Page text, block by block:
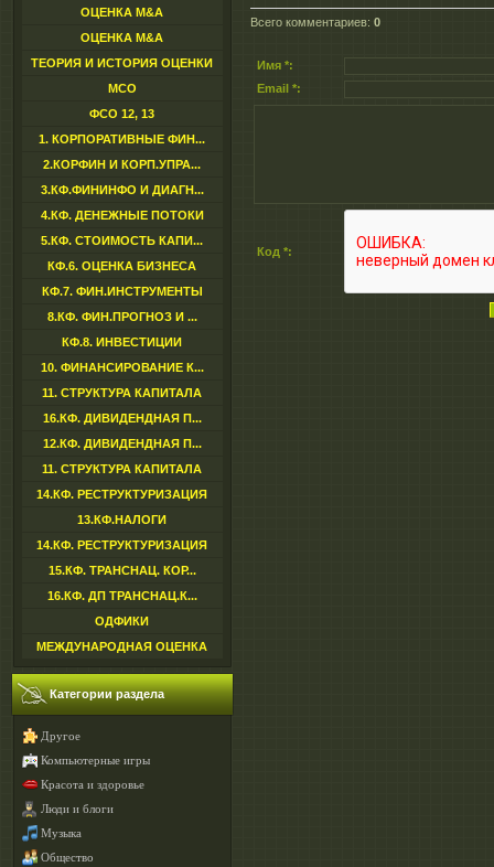
ОЦЕНКА M&A
ОЦЕНКА M&A
ТЕОРИЯ И ИСТОРИЯ ОЦЕНКИ
МСО
ФСО 12, 13
1. КОРПОРАТИВНЫЕ ФИН...
2.КОРФИН И КОРП.УПРА...
3.КФ.ФИНИНФО И ДИАГН...
4.КФ. ДЕНЕЖНЫЕ ПОТОКИ
5.КФ. СТОИМОСТЬ КАПИ...
КФ.6. ОЦЕНКА БИЗНЕСА
КФ.7. ФИН.ИНСТРУМЕНТЫ
8.КФ. ФИН.ПРОГНОЗ И ...
КФ.8. ИНВЕСТИЦИИ
10. ФИНАНСИРОВАНИЕ К...
11. СТРУКТУРА КАПИТАЛА
16.КФ. ДИВИДЕНДНАЯ П...
12.КФ. ДИВИДЕНДНАЯ П...
11. СТРУКТУРА КАПИТАЛА
14.КФ. РЕСТРУКТУРИЗАЦИЯ
13.КФ.НАЛОГИ
14.КФ. РЕСТРУКТУРИЗАЦИЯ
15.КФ. ТРАНСНАЦ. КОР...
16.КФ. ДП ТРАНСНАЦ.К...
ОДФИКИ
МЕЖДУНАРОДНАЯ ОЦЕНКА
Категории раздела
Другое
Компьютерные игры
Красота и здоровье
Люди и блоги
Музыка
Общество
Всего комментариев: 0
Имя *:
Email *:
Код *: